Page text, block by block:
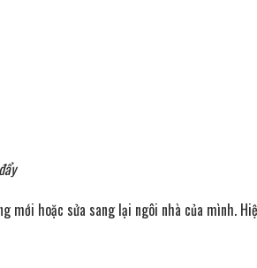
hoặc sửa sang lại ngôi nhà của mình.